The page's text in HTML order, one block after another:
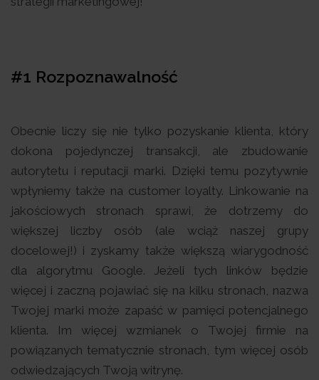
#1 Rozpoznawalność
Obecnie liczy się nie tylko pozyskanie klienta, który
dokona pojedynczej transakcji, ale zbudowanie
autorytetu i reputacji marki. Dzięki temu pozytywnie
wpłyniemy także na customer loyalty. Linkowanie na
jakościowych stronach sprawi, że dotrzemy do
większej liczby osób (ale wciąż naszej grupy
docelowej!) i zyskamy także większą wiarygodność
dla algorytmu Google. Jeżeli tych linków będzie
więcej i zaczną pojawiać się na kilku stronach, nazwa
Twojej marki może zapaść w pamięci potencjalnego
klienta. Im więcej wzmianek o Twojej firmie na
powiązanych tematycznie stronach, tym więcej osób
odwiedzających Twoją witrynę.